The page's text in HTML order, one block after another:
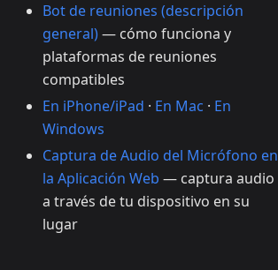
Bot de reuniones (descripción
general)— cómo funciona y
plataformas de reuniones
compatibles
En iPhone/iPad · En Mac · En
Windows
Captura de Audio del Micrófono en
la Aplicación Web — captura audio
a través de tu dispositivo en su
lugar